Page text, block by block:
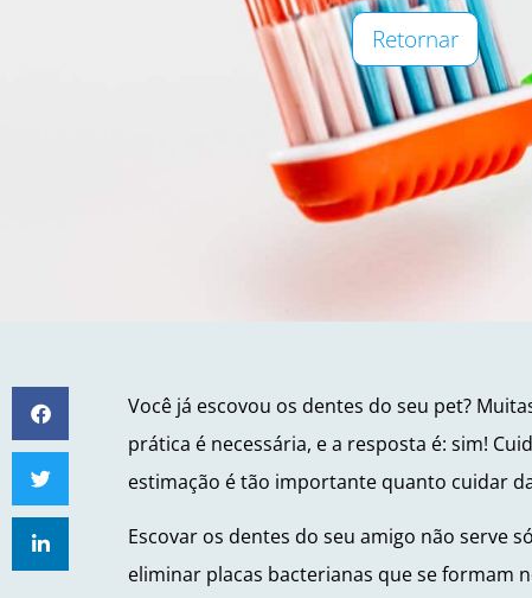
Retornar
Você já escovou os dentes do seu pet?
prática é necessária, e a resposta é: sim!
estimação é tão importante quanto cuidar
Escovar os dentes do seu amigo não serve
eliminar placas bacterianas que se formam